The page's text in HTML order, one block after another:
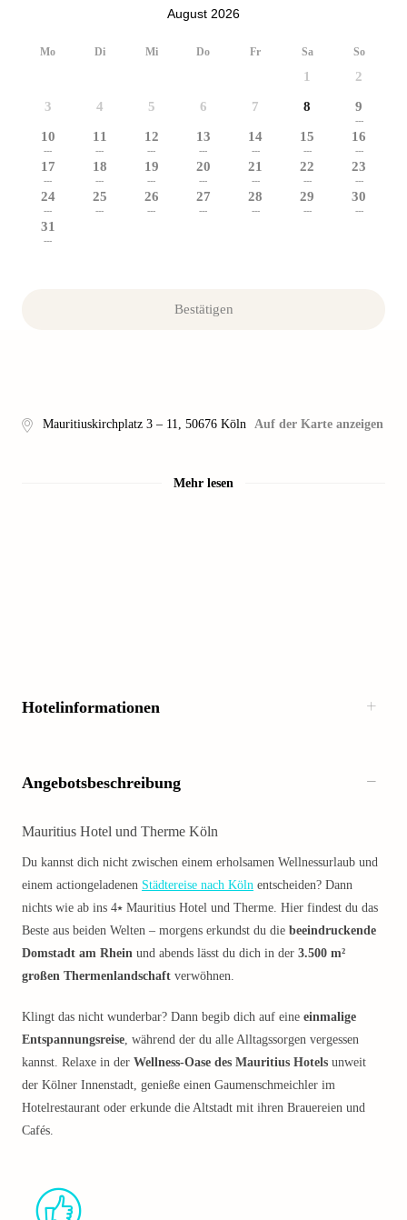
August 2026
Mo Di Mi Do Fr Sa So
1 2
3 4 5 6 7 8 9
---
10
---
11
---
12
---
13
---
14
---
15
---
16
---
17
---
18
---
19
---
20
---
21
---
22
---
23
---
24
---
25
---
26
---
27
---
28
---
29
---
30
---
31
---
Bestätigen
Mauritiuskirchplatz 3 – 11, 50676 Köln Auf der Karte anzeigen
Mehr lesen
Hotelinformationen
Angebotsbeschreibung
Mauritius Hotel und Therme Köln
Du kannst dich nicht zwischen einem erholsamen Wellnessurlaub und
einem actiongeladenen Städtereise nach Köln entscheiden? Dann
nichts wie ab ins 4⭑ Mauritius Hotel und Therme. Hier findest du das
Beste aus beiden Welten – morgens erkundst du die beeindruckende
Domstadt am Rhein und abends lässt du dich in der 3.500 m²
großen Thermenlandschaft verwöhnen.
Klingt das nicht wunderbar? Dann begib dich auf eine einmalige
Entspannungsreise, während der du alle Alltagssorgen vergessen
kannst. Relaxe in der Wellness-Oase des Mauritius Hotels unweit
der Kölner Innenstadt, genieße einen Gaumenschmeichler im
Hotelrestaurant oder erkunde die Altstadt mit ihren Brauereien und
Cafés.